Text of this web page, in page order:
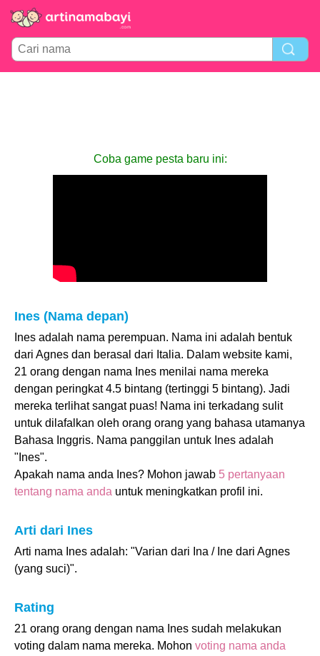
Coba game pesta baru ini:
Ines (Nama depan)
Ines adalah nama perempuan. Nama ini adalah bentuk
dari Agnes dan berasal dari Italia. Dalam website kami,
21 orang dengan nama Ines menilai nama mereka
dengan peringkat 4.5 bintang (tertinggi 5 bintang). Jadi
mereka terlihat sangat puas! Nama ini terkadang sulit
untuk dilafalkan oleh orang orang yang bahasa utamanya
Bahasa Inggris. Nama panggilan untuk Ines adalah
"Ines".
Apakah nama anda Ines? Mohon jawab 5 pertanyaan
tentang nama anda untuk meningkatkan profil ini.
Arti dari Ines
Arti nama Ines adalah: "Varian dari Ina / Ine dari Agnes
(yang suci)".
Rating
21 orang orang dengan nama Ines sudah melakukan
voting dalam nama mereka. Mohon voting nama anda